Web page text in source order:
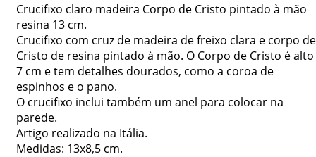
Crucifixo claro madeira Corpo de Cristo pintado à mão
resina 13 cm.
Crucifixo com cruz de madeira de freixo clara e corpo de
Cristo de resina pintado à mão. O Corpo de Cristo é alto
7 cm e tem detalhes dourados, como a coroa de
espinhos e o pano.
O crucifixo inclui também um anel para colocar na
parede.
Artigo realizado na Itália.
Medidas: 13x8,5 cm.